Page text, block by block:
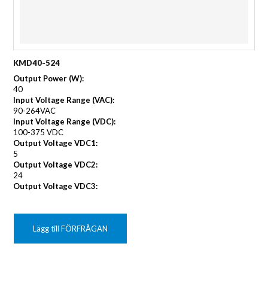
KMD40-524
Output Power (W):
40
Input Voltage Range (VAC):
90-264VAC
Input Voltage Range (VDC):
100-375 VDC
Output Voltage VDC1:
5
Output Voltage VDC2:
24
Output Voltage VDC3:
Lägg till FÖRFRÅGAN